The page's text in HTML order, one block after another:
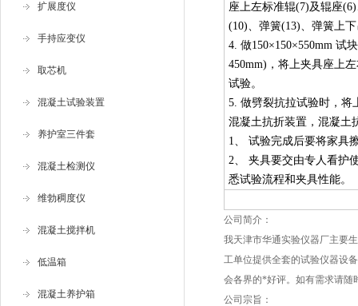
扩展度仪
手持应变仪
取芯机
混凝土试验装置
养护室三件套
混凝土检测仪
维勃稠度仪
混凝土搅拌机
低温箱
混凝土养护箱
座上左标准辊(7)及辊座
(10)、弹簧(13)、弹簧上
4. 做150×150×550mm 试
450mm)，将上夹具座上
试验。
5. 做劈裂抗拉试验时，将
混凝土抗折装置，混凝土
1、 试验完成后要将家具
2、 夹具要交由专人看护
悉试验流程和夹具性能。
公司简介：
我天津市华通实验仪器厂主要
工单位提供全套的试验仪器设
会各界的*好评。如有需求请随
公司宗旨：